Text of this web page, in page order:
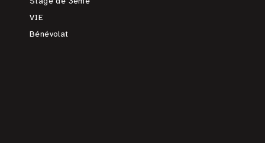
VIE
Bénévolat